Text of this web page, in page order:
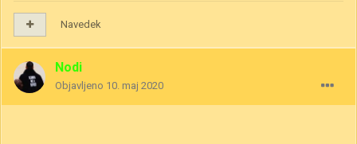
Navedek
Nodi
Objavljeno 10. maj 2020